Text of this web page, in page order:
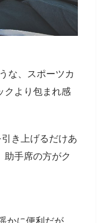
な、スポーツカ
クより包まれ感
き上げるだけあ
助手席の方がク
かに便利だが、